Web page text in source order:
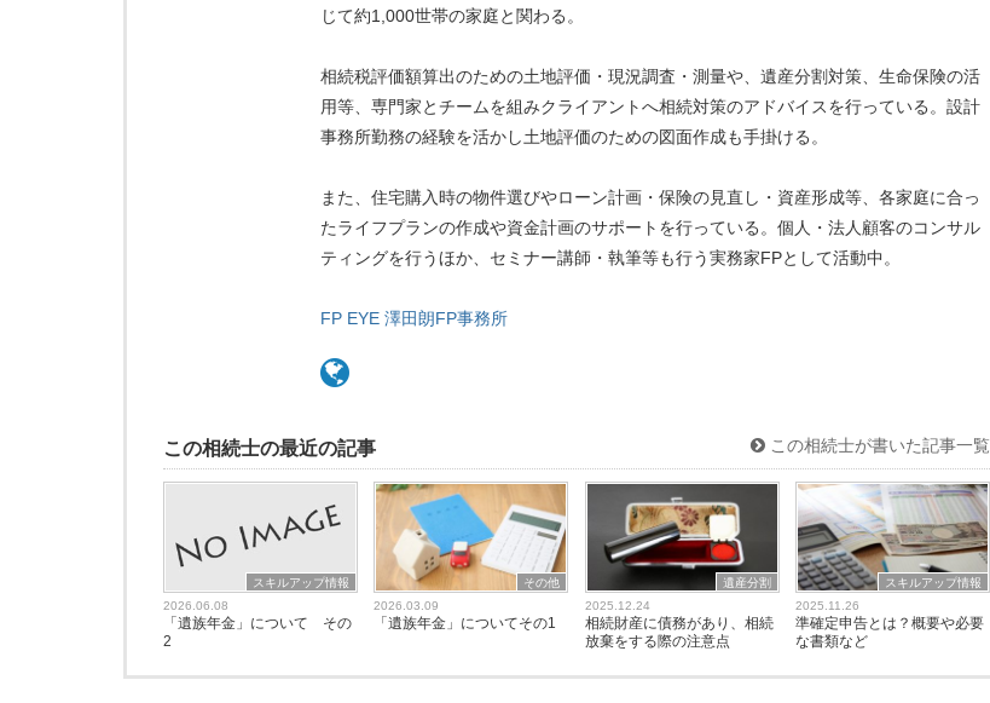
じて約1,000世帯の家庭と関わる。
相続税評価額算出のための土地評価・現況調査・測量や、遺産分割対策、生命保険の活
用等、専門家とチームを組みクライアントへ相続対策のアドバイスを行っている。設計
事務所勤務の経験を活かし土地評価のための図面作成も手掛ける。
また、住宅購入時の物件選びやローン計画・保険の見直し・資産形成等、各家庭に合っ
たライフプランの作成や資金計画のサポートを行っている。個人・法人顧客のコンサル
ティングを行うほか、セミナー講師・執筆等も行う実務家FPとして活動中。
FP EYE 澤田朗FP事務所
この相続士の最近の記事 この相続士が書いた記事一覧
スキルアップ情報
2026.06.08
「遺族年金」について その
2
その他
2026.03.09
「遺族年金」についてその1
遺産分割
2025.12.24
相続財産に債務があり、相続
放棄をする際の注意点
スキルアップ情報
2025.11.26
準確定申告とは？概要や必要
な書類など